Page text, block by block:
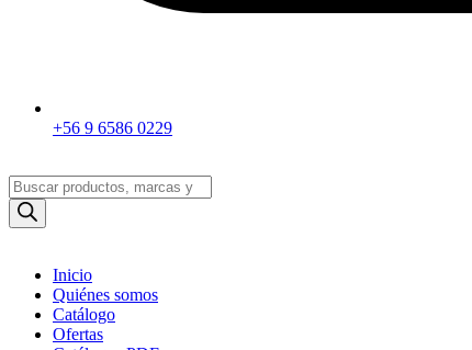
+56 9 6586 0229
Búsqueda
de
productos
Inicio
Quiénes somos
Catálogo
Ofertas